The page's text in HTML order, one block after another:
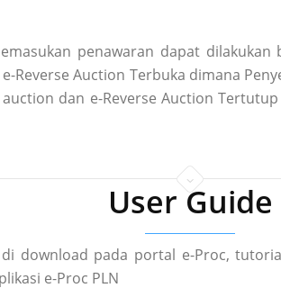
penawaran dapat
Reverse Auction Terbuka dimana
dan e-Reverse Auction
User Guide
download pada portal e-Proc,
e-Proc PLN